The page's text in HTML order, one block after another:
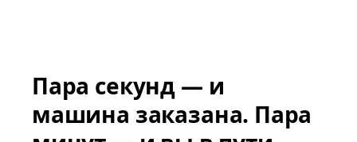
Пара секунд — и
машина заказана. Пара